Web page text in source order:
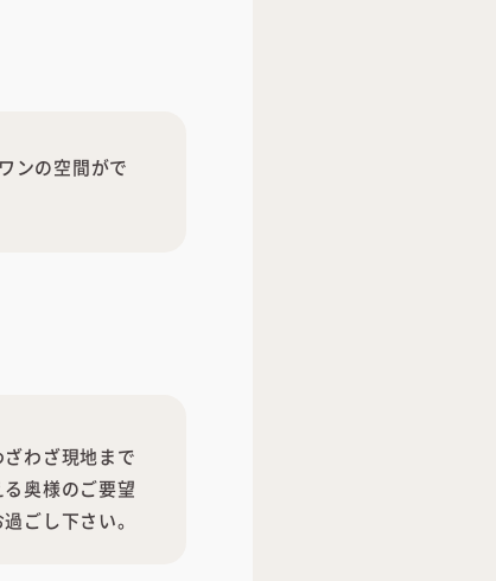
ンの空間がで
わざ現地まで
奥様のご要望
ごし下さい。